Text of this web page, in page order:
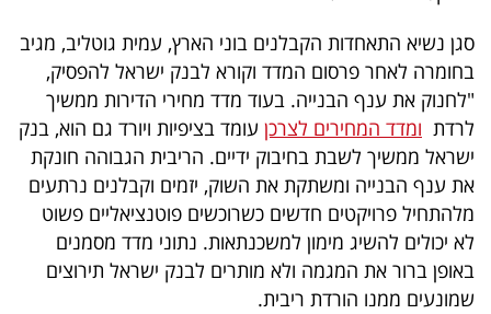
סגן נשיא התאחדות הקבלנים בוני הארץ, עמית גוטליב, מגיב
בחומרה לאחר פרסום המדד וקורא לבנק ישראל להפסיק,
"לחנוק את ענף הבנייה. בעוד מדד מחירי הדירות ממשיך
לרדת ומדד המחירים לצרכן עומד בציפיות ויורד גם הוא, בנק
ישראל ממשיך לשבת בחיבוק ידיים. הריבית הגבוהה חונקת
את ענף הבנייה ומשתקת את השוק, יזמים וקבלנים נרתעים
מלהתחיל פרויקטים חדשים כשרוכשים פוטנציאליים פשוט
לא יכולים להשיג מימון למשכנתאות. נתוני מדד מסמנים
באופן ברור את המגמה ולא מותרים לבנק ישראל תירוצים
שמונעים ממנו הורדת ריבית.